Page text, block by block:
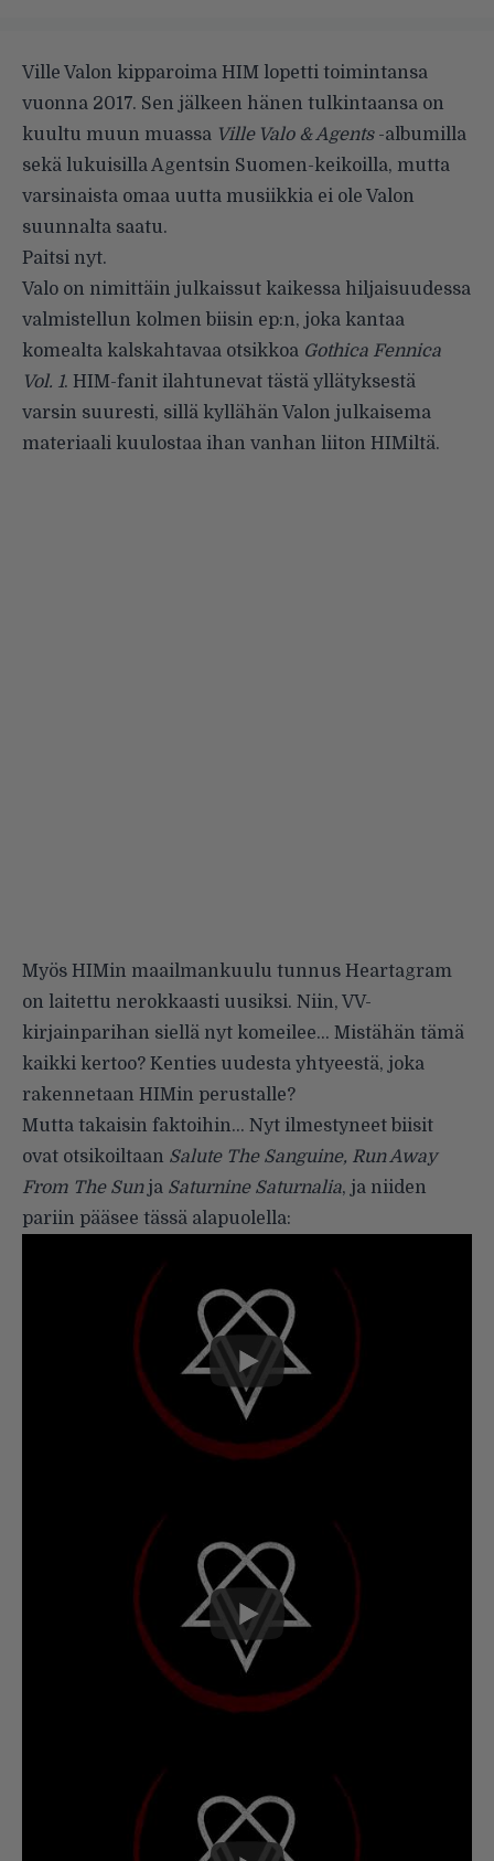
Ville Valon kipparoima HIM lopetti toimintansa
vuonna 2017. Sen jälkeen hänen tulkintaansa on
kuultu muun muassa Ville Valo & Agents-albumilla
sekä lukuisilla Agentsin Suomen-keikoilla, mutta
varsinaista omaa uutta musiikkia ei ole Valon
suunnalta saatu.
Paitsi nyt.
Valo on nimittäin julkaissut kaikessa hiljaisuudessa
valmistellun kolmen biisin ep:n, joka kantaa
komealta kalskahtavaa otsikkoa Gothica Fennica
Vol. 1. HIM-fanit ilahtunevat tästä yllätyksestä
varsin suuresti, sillä kyllähän Valon julkaisema
materiaali kuulostaa ihan vanhan liiton HIMiltä.
Myös HIMin maailmankuulu tunnus Heartagram
on laitettu nerokkaasti uusiksi. Niin, VV-
kirjainparihan siellä nyt komeilee… Mistähän tämä
kaikki kertoo? Kenties uudesta yhtyeestä, joka
rakennetaan HIMin perustalle?
Mutta takaisin faktoihin… Nyt ilmestyneet biisit
ovat otsikoiltaan Salute The Sanguine, Run Away
From The Sunja Saturnine Saturnalia, ja niiden
pariin pääsee tässä alapuolella: